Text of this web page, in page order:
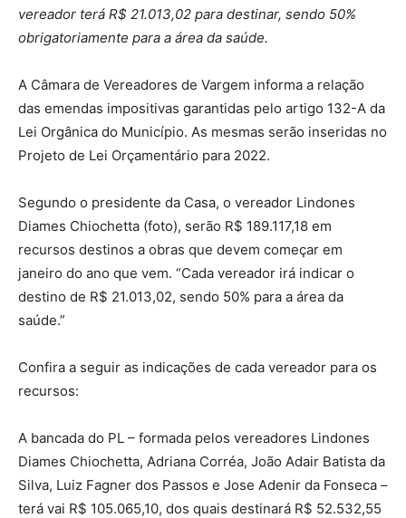
vereador terá R$ 21.013,02 para destinar, sendo 50%
obrigatoriamente para a área da saúde.
A Câmara de Vereadores de Vargem informa a relação
das emendas impositivas garantidas pelo artigo 132-A da
Lei Orgânica do Município. As mesmas serão inseridas no
Projeto de Lei Orçamentário para 2022.
Segundo o presidente da Casa, o vereador Lindones
Diames Chiochetta (foto), serão R$ 189.117,18 em
recursos destinos a obras que devem começar em
janeiro do ano que vem. “Cada vereador irá indicar o
destino de R$ 21.013,02, sendo 50% para a área da
saúde.”
Confira a seguir as indicações de cada vereador para os
recursos:
A bancada do PL – formada pelos vereadores Lindones
Diames Chiochetta, Adriana Corréa, João Adair Batista da
Silva, Luiz Fagner dos Passos e Jose Adenir da Fonseca –
terá vai R$ 105.065,10, dos quais destinará R$ 52.532,55